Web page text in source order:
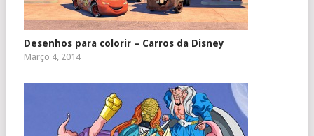
Desenhos para colorir – Carros da Disney
Março 4, 2014